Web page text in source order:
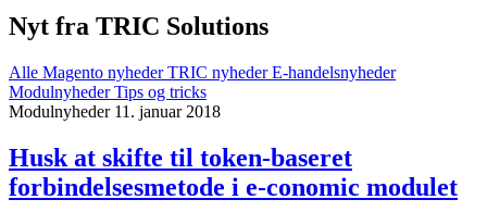
Nyt fra TRIC Solutions
Alle Magento nyhederTRIC nyhederE-handelsnyheder
ModulnyhederTips og tricks
Modulnyheder 11. januar 2018
Husk at skifte til token-baseret
forbindelsesmetode i e-conomic modulet